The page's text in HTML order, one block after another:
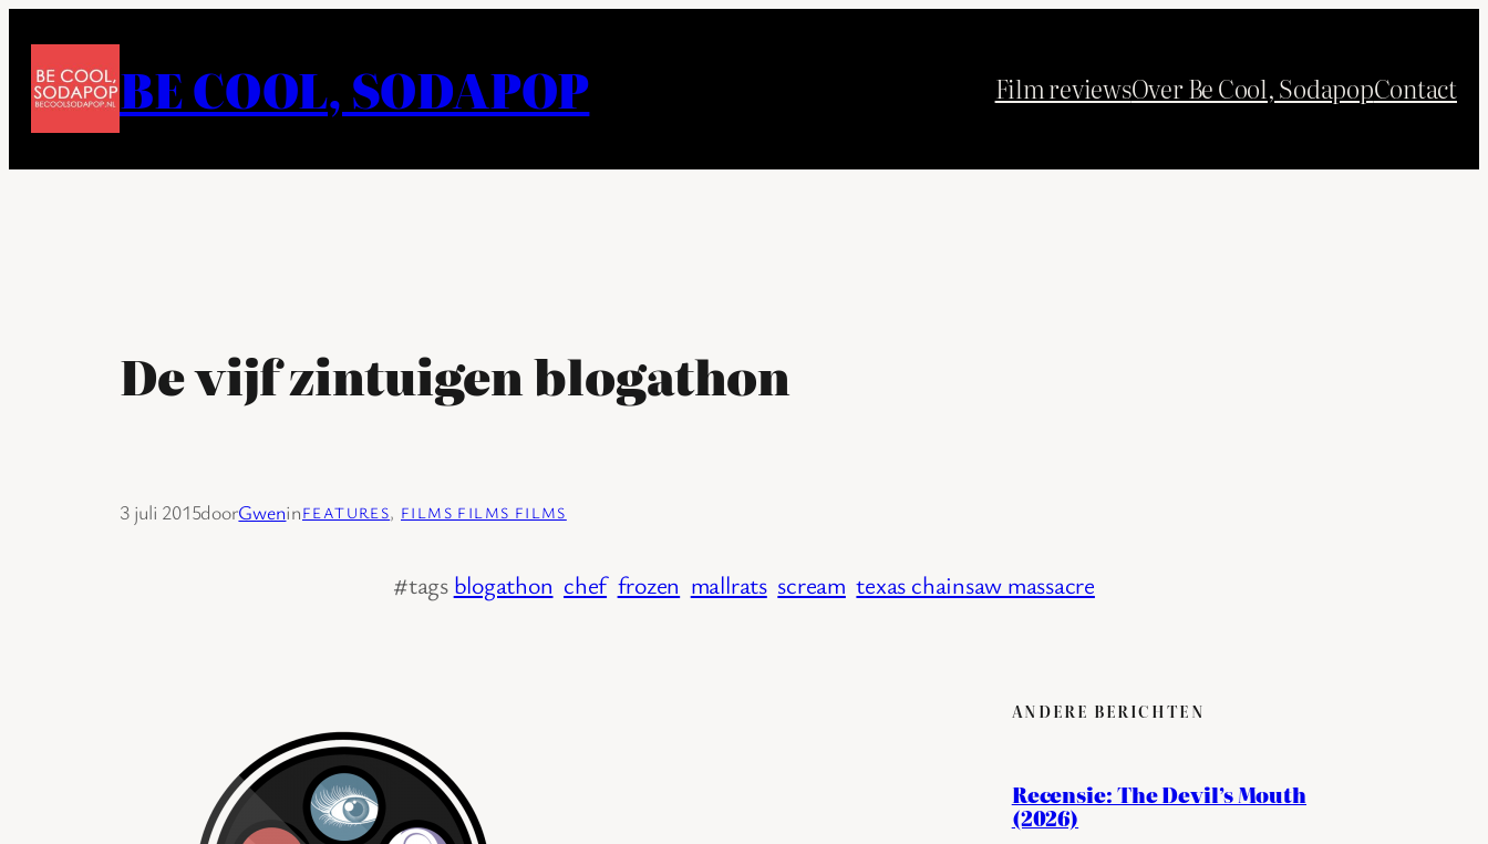
de
BE COOL, SODAPOP Film reviewsOver Be Cool, SodapopContact
De vijf zintuigen blogathon
3 juli 2015doorGweninFEATURES, FILMS FILMS FILMS
#tags blogathon chef frozen mallrats scream texas chainsaw massacre
ANDERE BERICHTEN
Recensie: The Devil’s Mouth
(2026)